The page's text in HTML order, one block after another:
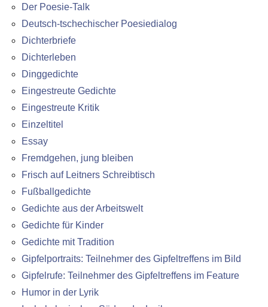
Der Poesie-Talk
Deutsch-tschechischer Poesiedialog
Dichterbriefe
Dichterleben
Dinggedichte
Eingestreute Gedichte
Eingestreute Kritik
Einzeltitel
Essay
Fremdgehen, jung bleiben
Frisch auf Leitners Schreibtisch
Fußballgedichte
Gedichte aus der Arbeitswelt
Gedichte für Kinder
Gedichte mit Tradition
Gipfelportraits: Teilnehmer des Gipfeltreffens im Bild
Gipfelrufe: Teilnehmer des Gipfeltreffens im Feature
Humor in der Lyrik